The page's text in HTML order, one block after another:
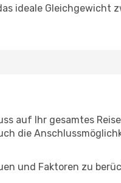
ideale Gleichgewicht
auf Ihr gesamtes
die
und Faktoren zu